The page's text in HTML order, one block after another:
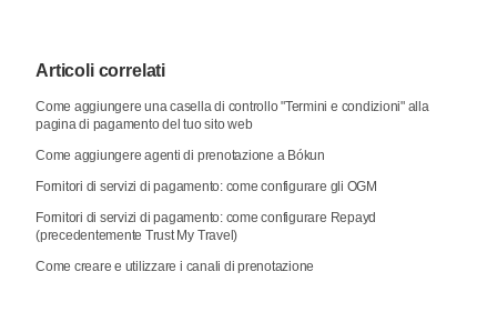
Articoli correlati
Come aggiungere una casella di controllo "Termini e condizioni" alla
pagina di pagamento del tuo sito web
Come aggiungere agenti di prenotazione a Bókun
Fornitori di servizi di pagamento: come configurare gli OGM
Fornitori di servizi di pagamento: come configurare Repayd
(precedentemente Trust My Travel)
Come creare e utilizzare i canali di prenotazione